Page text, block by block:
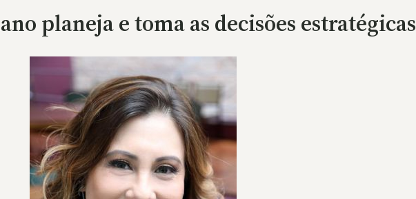
planeja e toma as decisões estratégicas